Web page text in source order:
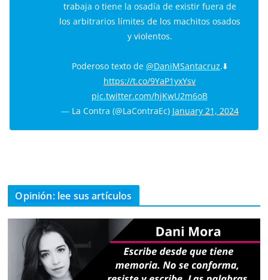
trabaja o tiene la osadía de existir fuera de
los arbitrarios límites de los machitos osados
y violentos.
Poderoso texto de @DaniMSantacruz.⬇️
https://t.co/9YaP1yxYsv
pic.twitter.com/hjKwU2m6oB
— La Contra (@LaContraEc) January 21, 2024
Opinión: lee sus artículos